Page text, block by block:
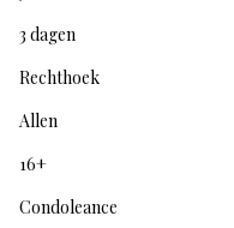
3 dagen
Rechthoek
Allen
16+
Condoleance